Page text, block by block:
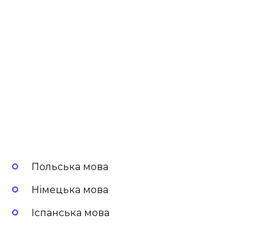
Польська мова
Німецька мова
Іспанська мова